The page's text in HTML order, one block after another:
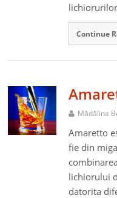
Continue
Mădălina
Amaretto
fie din
lichiorului
datorita